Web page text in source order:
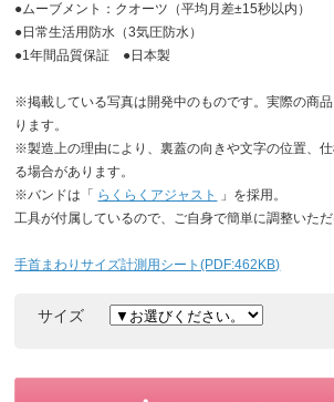
●ムーブメント：クオーツ（平均月差±15秒以内）
●日常生活用防水（3気圧防水）
●1年間品質保証 ●日本製
※掲載している写真は開発中のものです。実際の商
ります。
※製造上の理由により、裏蓋の向きや文字の位置、
る場合があります。
※バンドは「
らくらくアジャスト
」を採用。
工具が付属しているので、ご自身で簡単に調整いただ
手首まわりサイズ計測用シート(PDF:462KB)
サイズ